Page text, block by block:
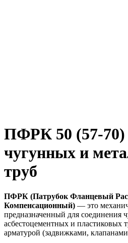
ПФРК 50 (57-70)
чугунных и
труб
ПФРК (Патрубок Фланцевый
Компенсационный) — это
предназначенный для соединения
асбестоцементных и пластиковых
арматурой (задвижками,